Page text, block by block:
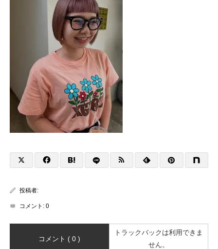
投稿者:
コメント: 0
コメント ( 0 )
トラックバックは利用できま
せん。